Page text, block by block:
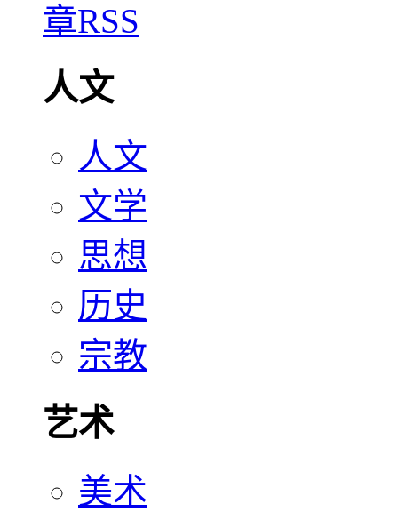
人文
人文
文学
思想
历史
宗教
艺术
美术